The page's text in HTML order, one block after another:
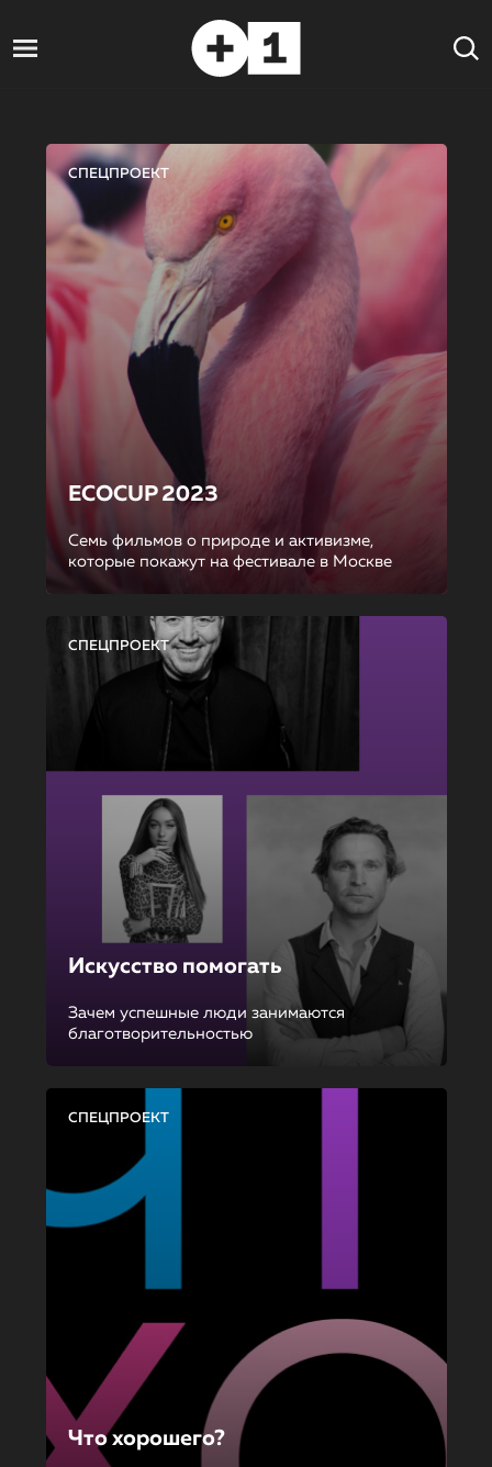
СПЕЦПРОЕКТ
ECOCUP 2023
Семь фильмов о природе и активизме,
которые покажут на фестивале в Москве
СПЕЦПРОЕКТ
Искусство помогать
Зачем успешные люди занимаются
благотворительностью
СПЕЦПРОЕКТ
Что хорошего?